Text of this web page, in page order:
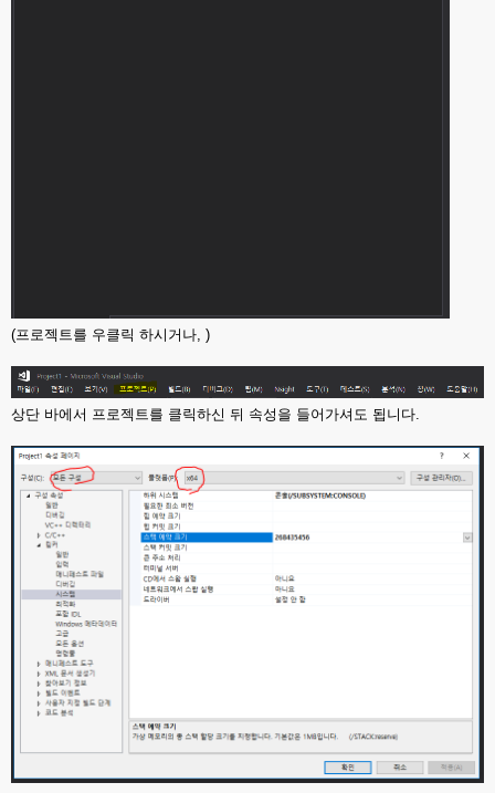
(프로젝트를 우클릭 하시거나, )
상단 바에서 프로젝트를 클릭하신 뒤 속성을 들어가셔도 됩니다.